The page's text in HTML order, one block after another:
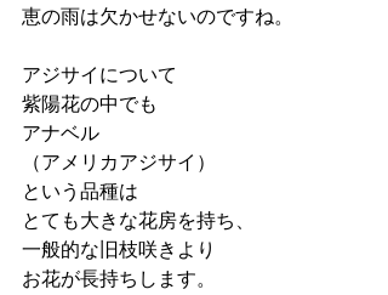
恵の雨は欠かせないのですね。
アジサイについて
紫陽花の中でも
アナベル
（アメリカアジサイ）
という品種は
とても大きな花房を持ち、
一般的な旧枝咲きより
お花が長持ちします。